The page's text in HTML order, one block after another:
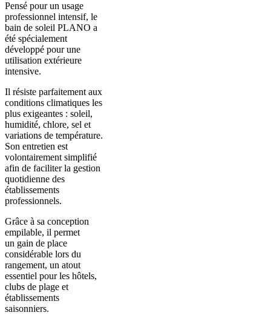
Pensé pour un usage
professionnel intensif, le
bain de soleil PLANO a
été spécialement
développé pour une
utilisation extérieure
intensive.
Il résiste parfaitement aux
conditions climatiques les
plus exigeantes : soleil,
humidité, chlore, sel et
variations de température.
Son entretien est
volontairement simplifié
afin de faciliter la gestion
quotidienne des
établissements
professionnels.
Grâce à sa conception
empilable, il permet
un gain de place
considérable lors du
rangement, un atout
essentiel pour les hôtels,
clubs de plage et
établissements
saisonniers.